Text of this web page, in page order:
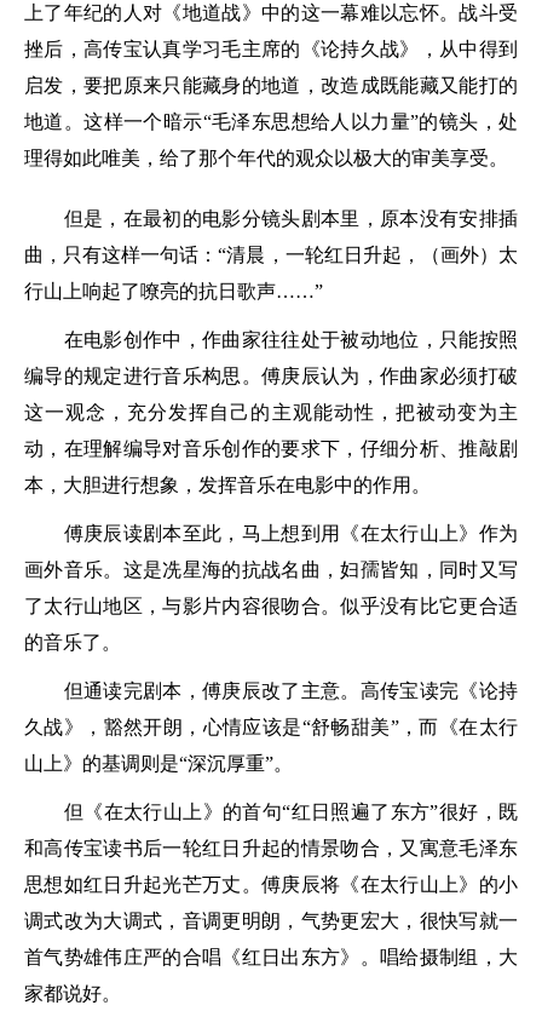
上了年纪的人对《地道战》中的这一幕难以忘怀。战斗受
挫后，高传宝认真学习毛主席的《论持久战》，从中得到
启发，要把原来只能藏身的地道，改造成既能藏又能打的
地道。这样一个暗示“毛泽东思想给人以力量”的镜头，处
理得如此唯美，给了那个年代的观众以极大的审美享受。
但是，在最初的电影分镜头剧本里，原本没有安排插
曲，只有这样一句话：“清晨，一轮红日升起，（画外）太
行山上响起了嘹亮的抗日歌声……”
在电影创作中，作曲家往往处于被动地位，只能按照
编导的规定进行音乐构思。傅庚辰认为，作曲家必须打破
这一观念，充分发挥自己的主观能动性，把被动变为主
动，在理解编导对音乐创作的要求下，仔细分析、推敲剧
本，大胆进行想象，发挥音乐在电影中的作用。
傅庚辰读剧本至此，马上想到用《在太行山上》作为
画外音乐。这是冼星海的抗战名曲，妇孺皆知，同时又写
了太行山地区，与影片内容很吻合。似乎没有比它更合适
的音乐了。
但通读完剧本，傅庚辰改了主意。高传宝读完《论持
久战》，豁然开朗，心情应该是“舒畅甜美”，而《在太行
山上》的基调则是“深沉厚重”。
但《在太行山上》的首句“红日照遍了东方”很好，既
和高传宝读书后一轮红日升起的情景吻合，又寓意毛泽东
思想如红日升起光芒万丈。傅庚辰将《在太行山上》的小
调式改为大调式，音调更明朗，气势更宏大，很快写就一
首气势雄伟庄严的合唱《红日出东方》。唱给摄制组，大
家都说好。